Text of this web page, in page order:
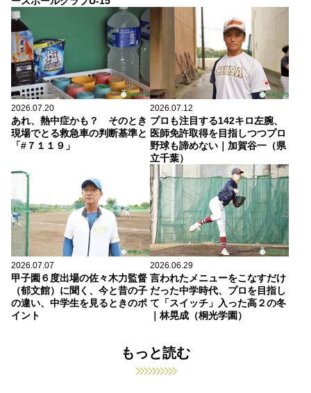
2026.07.20
あれ、熱中症かも？ そのとき
現場でとる救急車の判断基準と
「#７１１９」
2026.07.12
プロも注目する142キロ左腕、
医師免許取得を目指しつつプロ
野球も諦めない｜加賀谷一（県
立千葉）
2026.07.07
甲子園６度出場の佐々木力監督
（郁文館）に聞く、今と昔の子
の違い、中学生を見るときのポ
イント
2026.06.29
言われたメニューをこなすだけ
だった中学時代、プロを目指し
て「スイッチ」入った高２の冬
｜林晃成（桐光学園）
もっと読む